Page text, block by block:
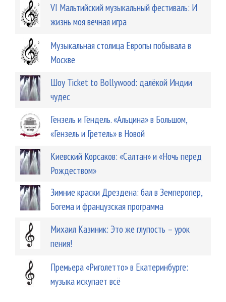
VI Мальтийский музыкальный фестиваль: И
жизнь моя вечная игра
Музыкальная столица Европы побывала в
Москве
Шоу Ticket to Bollywood: далёкой Индии
чудес
Гензель и Гендель. «Альцина» в Большом,
«Гензель и Гретель» в Новой
Киевский Корсаков: «Салтан» и «Ночь перед
Рождеством»
Зимние краски Дрездена: бал в Земперопер,
Богема и французская программа
Михаил Казиник: Это же глупость – урок
пения!
Премьера «Риголетто» в Екатеринбурге:
музыка искупает всё